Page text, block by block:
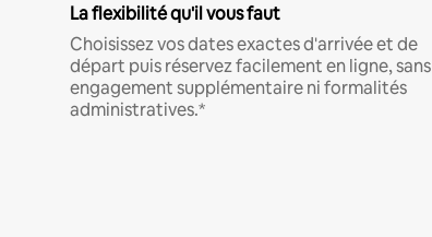
La flexibilité qu'il vous faut
Choisissez vos dates exactes d'arrivée et de
départ puis réservez facilement en ligne, sans
engagement supplémentaire ni formalités
administratives.*